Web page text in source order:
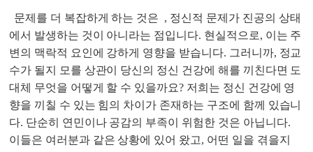
문제를 더 복잡하게 하는 것은 , 정신적 문제가 진공의 상태
에서 발생하는 것이 아니라는 점입니다. 현실적으로, 이는 주
변의 맥락적 요인에 강하게 영향을 받습니다. 그러니까, 정교
수가 될지 모를 상관이 당신의 정신 건강에 해를 끼친다면 도
대체 무엇을 어떻게 할 수 있을까요? 저희는 정신 건강에 영
향을 끼칠 수 있는 힘의 차이가 존재하는 구조에 함께 있습니
다. 단순히 연민이나 공감의 부족이 위험한 것은 아닙니다.
이들은 여러분과 같은 상황에 있어 왔고, 어떤 일을 겪을지